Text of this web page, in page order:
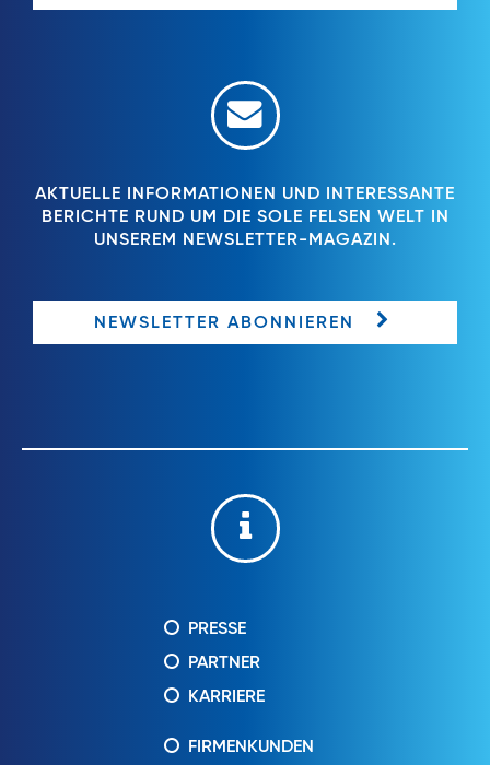
AKTUELLE INFORMATIONEN UND INTERESSANTE
BERICHTE RUND UM DIE SOLE FELSEN WELT IN
UNSEREM NEWSLETTER-MAGAZIN.
NEWSLETTER ABONNIEREN
PRESSE
PARTNER
KARRIERE
FIRMENKUNDEN